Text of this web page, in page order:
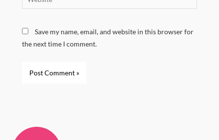
Save my name, email, and website in this browser for
the next time I comment.